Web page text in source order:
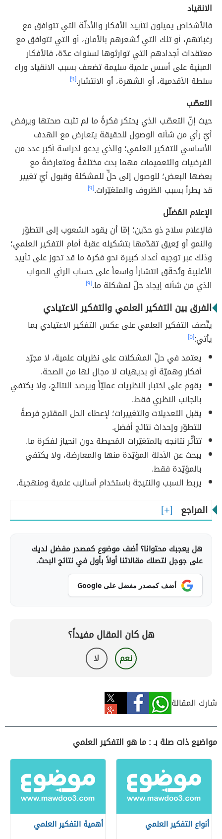
الانقياد
فالأشخاص يميلون لتأييد الأفكار والأدلّة التي تتوافق مع
رغباتهم، أو تلك التي تُشعرهم بالأمان، أو التي تتوافق مع
معتقدات أجدادهم التي توارثوها لسنوات عدّة، فالأفكار
المبنية على أسس علمية سليمة تضعف بسبب الانقياد وراء
سلطة الأقدمية، أو الشهرة، أو الانتشار.[٩]
التعصّب
حيث إنّ التعصّب الذي يحتكر فكرةً ما لم تثبت صحتها ويرفض
أيّ رأي من شأنه الوصول للحقيقة يتعارض مع الهدف
الأساسي للتفكير العلمي؛ والذي يدعو لدراسة أكبر عدد من
الفرضيات والتعميمات مهما بدت مختلفةً ومتعارضةً مع
بعضها البعض؛ للوصول إلى حلٍّ للمشكلة وقبول أيّ تغيير
قد يطرأ بسبب الظروف والمتغيّرات.[٩]
الإعلام المُضلّل
فالإعلام سلاح ذو حدّين؛ إمّا أن يقود الشعوب إلى التطوّر
والنمو أو يُعيق تقدّمها بتشكيله عقبة أمام التفكير العلمي؛
وذلك عبر توجيه أعداد كبيرة نحو فكرة ما قد تحوز على تأييد
الأغلبية وتُحقّق انتشاراً واسعاً على حساب الرأي الصواب
الذي من شأنه إيجاد حلّ لمشكلة ما.[٩]
الفرق بين التفكير العلمي والتفكير الاعتيادي
يتّصف التفكير العلمي على عكس التفكير الاعتيادي بما
يأتي:[٥]
يعتمد في حلّ المشكلات على نظريات علمية، لا مجرّد
أفكار وهميّة أو بديهيات لا مجال لها من الصحة.
يقوم على اختبار النظريات عمليّاً ويرصد النتائج، ولا يكتفي
بالجانب النظري فقط.
يقبل التعديلات والتغييرات؛ لإعطاء الحل المقترح فرصةً
للتطوّر وإحداث نتائج أفضل.
تتأثّر نتائجه بالمتغيّرات المُحيطة دون انحياز لفكرة ما.
يبحث عن الأدلة المؤيّدة منها والمعارضة، ولا يكتفي
بالمؤيّدة فقط.
يربط السبب والنتيجة باستخدام أساليب علمية ومنهجية.
المراجع
هل يعجبك محتوانا؟ أضف موضوع كمصدر مفضل لديك
على جوجل لتصلك مقالاتنا أولاً بأول في نتائج البحث.
أضف كمصدر مفضل على Google
هل كان المقال مفيداً؟
نعم لا
شارك المقالة
مواضيع ذات صلة بـ : ما هو التفكير العلمي
أنواع التفكير العلمي أهمية التفكير العلمي